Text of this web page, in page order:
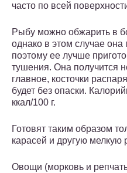
часто по всей
Рыбу можно обжарить в
однако в этом случае
поэтому ее лучше
тушения. Она получится
главное, косточки
будет без опаски.
ккал/100 г.
Готовят таким образом
карасей и другую мелкую
Овощи (морковь и